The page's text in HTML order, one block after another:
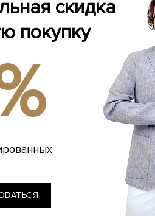
скидка
покупку